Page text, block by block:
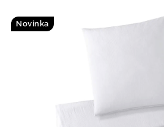
Novinka